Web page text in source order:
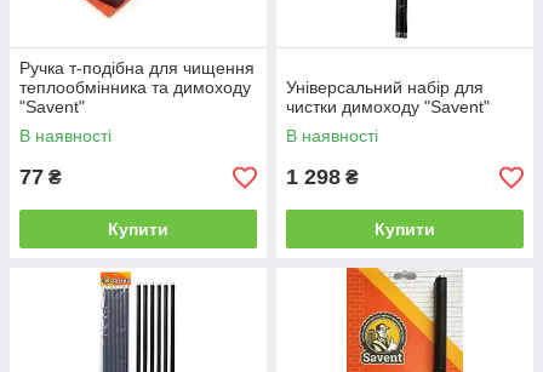
Ручка т-подібна для чищення
теплообмінника та димоходу
"Savent"
В наявності
77 ₴
Купити
Універсальний набір для
чистки димоходу "Savent"
В наявності
1 298 ₴
Купити